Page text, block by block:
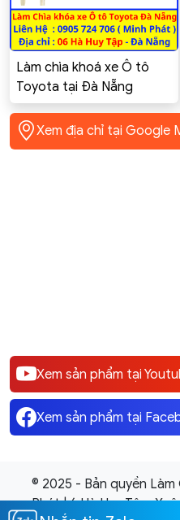
Làm chìa khoá xe Ô tô
Toyota tại Đà Nẵng
Toyota Innova, Altis,
Corolla Cross, Vios, Yaris,
Camry, Hilux, Fortuner,
Xem địa chỉ tại Google
Xem sản phẩm tại
Xem sản phẩm tại
© 2025 - Bản quyền Làm
Phát | 6 Hà Huy Tập,